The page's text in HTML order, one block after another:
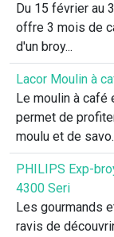
Du 15 février au
offre 3 mois de
d'un broy...
Lacor Moulin à
Le moulin à café
permet de
moulu et de
PHILIPS Exp-
4300 Seri
Les gourmands
ravis de